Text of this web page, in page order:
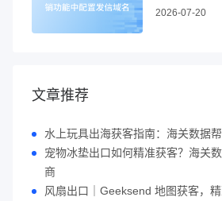
2026-07-20
文章推荐
水上玩具出海获客指南：海关数据
宠物冰垫出口如何精准获客？海关
商
风扇出口｜Geeksend 地图获客，